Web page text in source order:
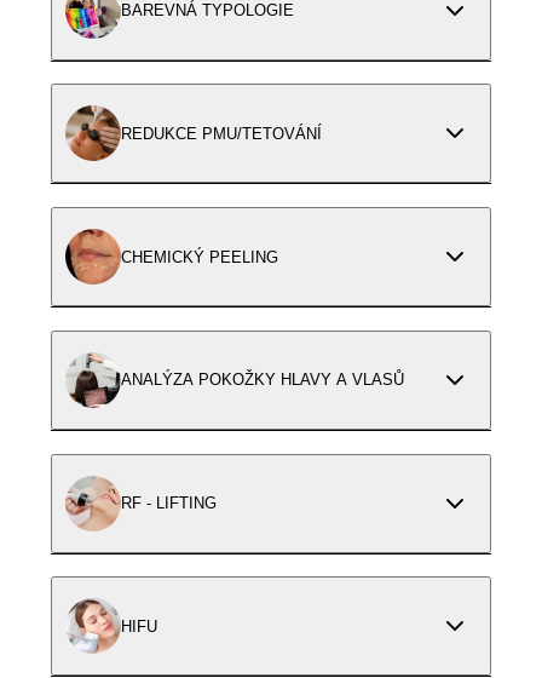
BAREVNÁ TYPOLOGIE
REDUKCE PMU/TETOVÁNÍ
CHEMICKÝ PEELING
ANALÝZA POKOŽKY HLAVY A VLASŮ
RF - LIFTING
HIFU